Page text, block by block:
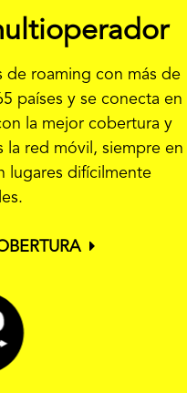
de roaming con más de
países y se conecta en
la mejor cobertura y
la red móvil, siempre en
lugares difícilmente